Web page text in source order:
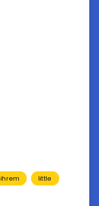
ihrem
little